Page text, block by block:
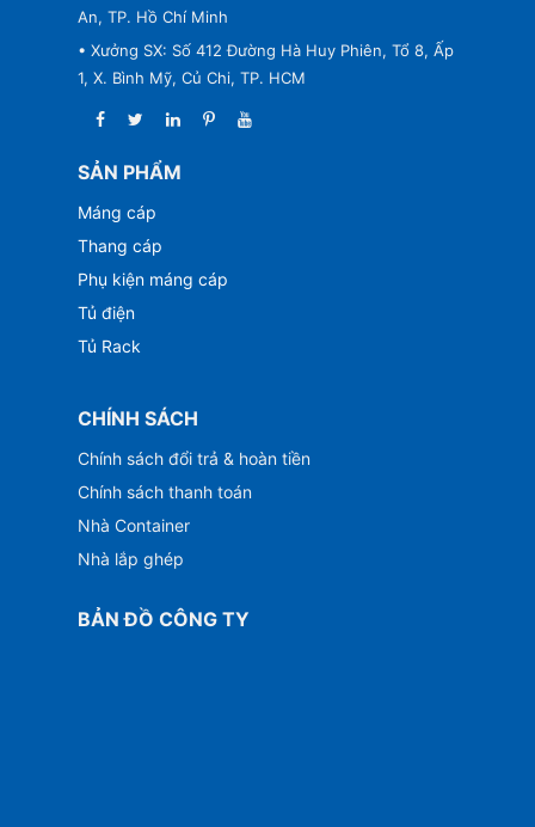
An, TP. Hồ Chí Minh
• Xưởng SX: Số 412 Đường Hà Huy Phiên, Tổ 8, Ấp
1, X. Bình Mỹ, Củ Chi, TP. HCM
SẢN PHẨM
Máng cáp
Thang cáp
Phụ kiện máng cáp
Tủ điện
Tủ Rack
CHÍNH SÁCH
Chính sách đổi trả & hoàn tiền
Chính sách thanh toán
Nhà Container
Nhà lắp ghép
BẢN ĐỒ CÔNG TY